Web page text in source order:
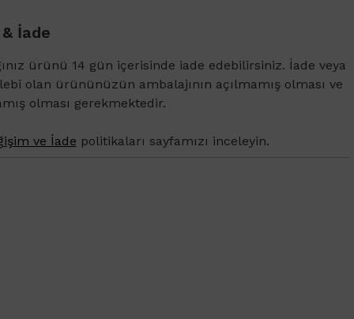
İade
ürünü 14 gün içerisinde iade edebilirsiniz. İade veya
olan ürününüzün ambalajının açılmamış olması ve
olması gerekmektedir.
ve İade politikaları sayfamızı inceleyin.